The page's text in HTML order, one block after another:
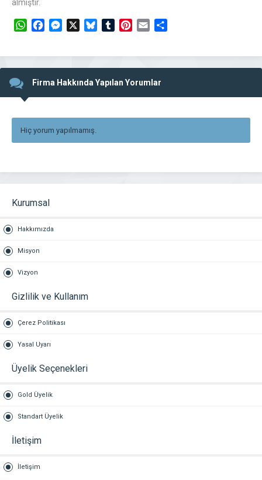
almıştır.
WhatsAppFacebookMessengerBlueskyTumblrPinterest
Email
Firma Hakkında Yapılan Yorumlar
Hiç yorum yapılmamış.
Kurumsal
Hakkımızda
Misyon
Vizyon
Gizlilik ve Kullanım
Çerez Politikası
Yasal Uyarı
Üyelik Seçenekleri
Gold Üyelik
Standart Üyelik
İletişim
İletişim